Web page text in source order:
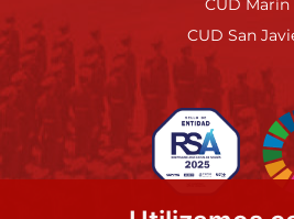
CUD San